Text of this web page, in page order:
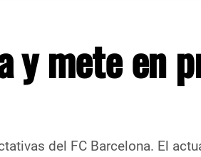
y mete en
del FC Barcelona. El